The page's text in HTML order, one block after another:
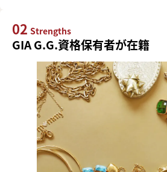
02 Strengths
GIA G.G.資格保有者が在籍